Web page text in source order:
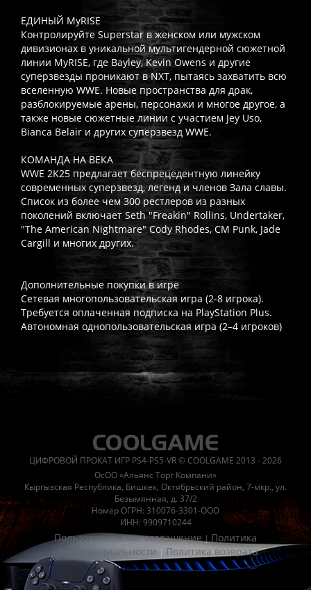
ЕДИНЫЙ MyRISE
Контролируйте Superstar в женском или мужском
дивизионах в уникальной мультигендерной сюжетной
линии MyRISE, где Bayley, Kevin Owens и другие
суперзвезды проникают в NXT, пытаясь захватить всю
вселенную WWE. Новые пространства для драк,
разблокируемые арены, персонажи и многое другое, а
также новые сюжетные линии с участием Jey Uso,
Bianca Belair и других суперзвезд WWE.
КОМАНДА НА ВЕКА
WWE 2K25 предлагает беспрецедентную линейку
современных суперзвезд, легенд и членов Зала славы.
Список из более чем 300 рестлеров из разных
поколений включает Seth "Freakin" Rollins, Undertaker,
"The American Nightmare" Cody Rhodes, CM Punk, Jade
Cargill и многих других.
Дополнительные покупки в игре
Сетевая многопользовательская игра (2-8 игрока).
Требуется оплаченная подписка на PlayStation Plus.
Автономная однопользовательская игра (2–4 игроков)
Часто спрашивают
Работает ли русский язык? Если локализация игры для
Что если игра не запускается?Свяжитесь с нашей
Есть ли поддержка после покупки?Да, наша поддержка
ЦИФРОВОЙ ПРОКАТ ИГР PS4-PS5-VR © COOLGAME 2013 - 2026
ОсОО «Альянс Торг Компани»
Кыргызская Республика, Бишкек, Октябрьский район, 7-мкр., ул.
Безымянная, д. 37/2
Номер ОГРН: 310076-3301-ООО
ИНН: 9909710244
Пользовательское соглашение| Политика
конфиденциальности | Политика возврата